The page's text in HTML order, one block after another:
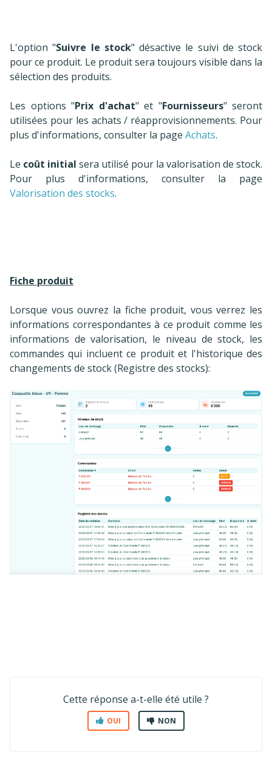
L'option "Suivre le stock" désactive le suivi de stock
pour ce produit. Le produit sera toujours visible dans la
sélection des produits.
Les options "Prix d'achat" et "Fournisseurs" seront
utilisées pour les achats / réapprovisionnements. Pour
plus d'informations, consulter la page Achats.
Le coût initial sera utilisé pour la valorisation de stock.
Pour plus d'informations, consulter la page
Valorisation des stocks.
Fiche produit
Lorsque vous ouvrez la fiche produit, vous verrez les
informations correspondantes à ce produit comme les
informations de valorisation, le niveau de stock, les
commandes qui incluent ce produit et l'historique des
changements de stock (Registre des stocks):
Cette réponse a-t-elle été utile ?
OUI NON